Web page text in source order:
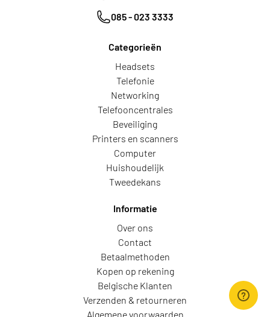
085 - 023 3333
Categorieën
Headsets
Telefonie
Networking
Telefooncentrales
Beveiliging
Printers en scanners
Computer
Huishoudelijk
Tweedekans
Informatie
Over ons
Contact
Betaalmethoden
Kopen op rekening
Belgische Klanten
Verzenden & retourneren
Algemene voorwaarden